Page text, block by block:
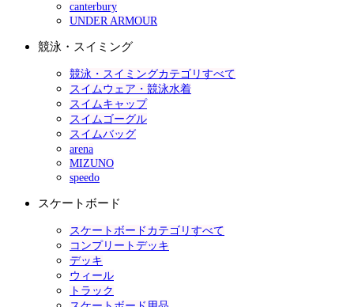
canterbury
UNDER ARMOUR
競泳・スイミング
競泳・スイミングカテゴリすべて
スイムウェア・競泳水着
スイムキャップ
スイムゴーグル
スイムバッグ
arena
MIZUNO
speedo
スケートボード
スケートボードカテゴリすべて
コンプリートデッキ
デッキ
ウィール
トラック